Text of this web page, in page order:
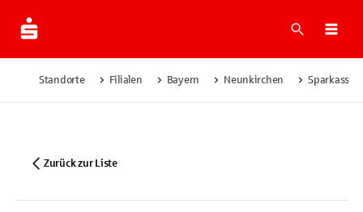
Suche
Standorte Filialen Bayern Neunkirchen Sparkasse
Zurück zur Liste